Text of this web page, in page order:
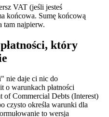
VAT (jeśli jesteś
końcowa. Sumę końcową
tam najpierw.
który
nie daje ci nic do
o warunkach płatności
of Commercial Debts (Interest)
czysto określa warunki dla
to wersja